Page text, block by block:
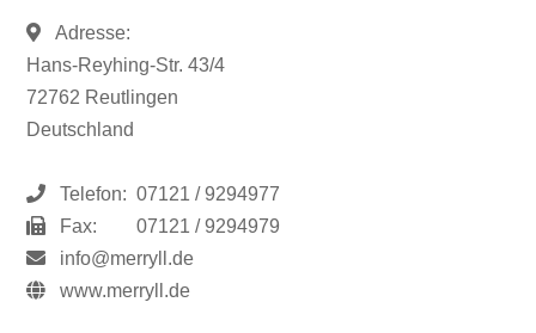
Adresse:
Hans-Reyhing-Str. 43/4
72762 Reutlingen
Deutschland
Telefon: 07121 / 9294977
Fax:
07121 / 9294979
info@merryll.de
www.merryll.de